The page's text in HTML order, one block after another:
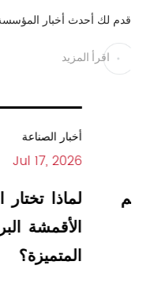
قدم لك أحدث أخبار
اقرأ المزيد
أخبار الصناعة
Jul 17, 2026
لماذا تختار المزيد
الأقمشة
المتميزة؟